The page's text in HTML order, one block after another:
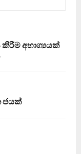
අභාග්‍යයක්
ජයක්